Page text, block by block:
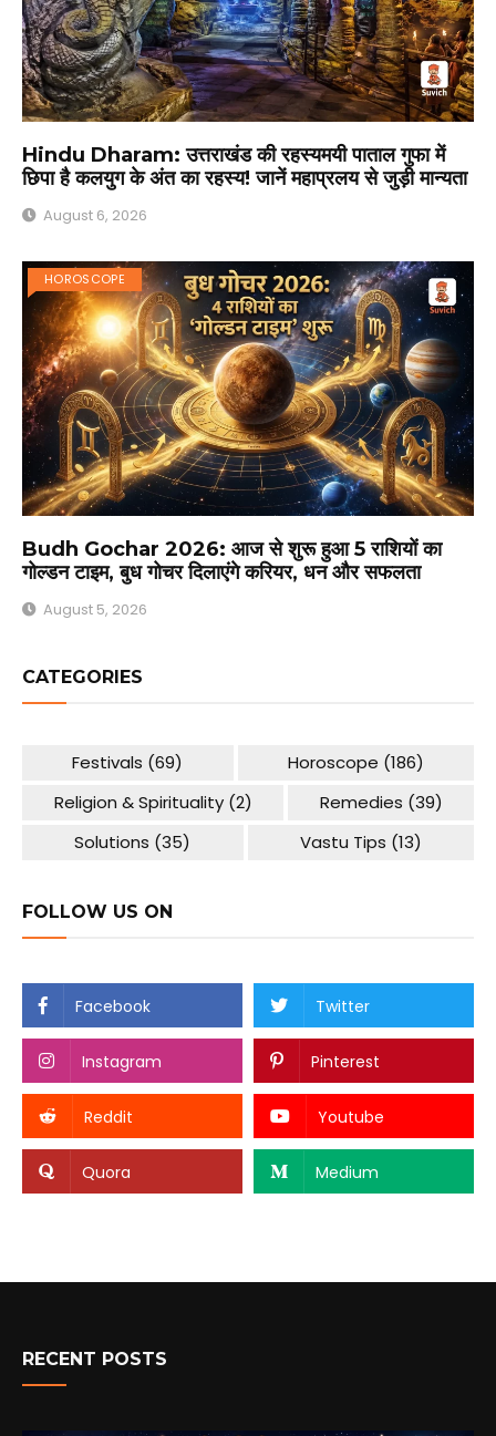
Hindu Dharam: उत्तराखंड की रहस्यमयी पाताल गुफा में
छिपा है कलयुग के अंत का रहस्य! जानें महाप्रलय से जुड़ी मान्यता
August 6, 2026
HOROSCOPE
Budh Gochar 2026: आज से शुरू हुआ 5 राशियों का
गोल्डन टाइम, बुध गोचर दिलाएंगे करियर, धन और सफलता
August 5, 2026
CATEGORIES
Festivals (69) Horoscope (186)
Religion & Spirituality(2) Remedies (39)
Solutions (35) Vastu Tips (13)
FOLLOW US ON
Facebook Twitter
Instagram Pinterest
Reddit Youtube
Quora Medium
RECENT POSTS